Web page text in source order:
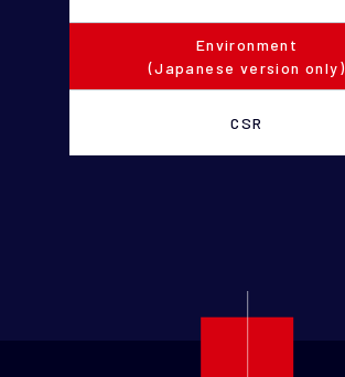
Environment
(Japanese version only)
CSR